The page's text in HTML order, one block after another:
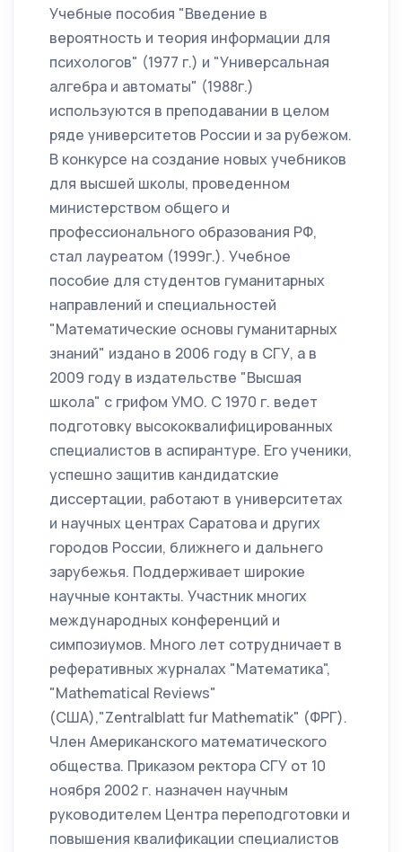
Учебные пособия "Введение в
вероятность и теория информации для
психологов" (1977 г.) и "Универсальная
алгебра и автоматы" (1988г.)
используются в преподавании в целом
ряде университетов России и за рубежом.
В конкурсе на создание новых учебников
для высшей школы, проведенном
министерством общего и
профессионального образования РФ,
стал лауреатом (1999г.). Учебное
пособие для студентов гуманитарных
направлений и специальностей
"Математические основы гуманитарных
знаний" издано в 2006 году в СГУ, а в
2009 году в издательстве "Высшая
школа" с грифом УМО. С 1970 г. ведет
подготовку высококвалифицированных
специалистов в аспирантуре. Его ученики,
успешно защитив кандидатские
диссертации, работают в университетах
и научных центрах Саратова и других
городов России, ближнего и дальнего
зарубежья. Поддерживает широкие
научные контакты. Участник многих
международных конференций и
симпозиумов. Много лет сотрудничает в
реферативных журналах "Математика",
"Mathematical Reviews"
(США),"Zentralblatt fur Mathematik" (ФРГ).
Член Американского математического
общества. Приказом ректора СГУ от 10
ноября 2002 г. назначен научным
руководителем Центра переподготовки и
повышения квалификации специалистов